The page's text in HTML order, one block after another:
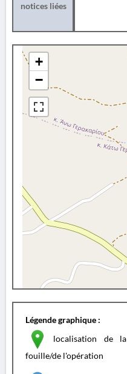
notices liées
+
−
Légende graphique :
localisation de la
fouille/de l'opération